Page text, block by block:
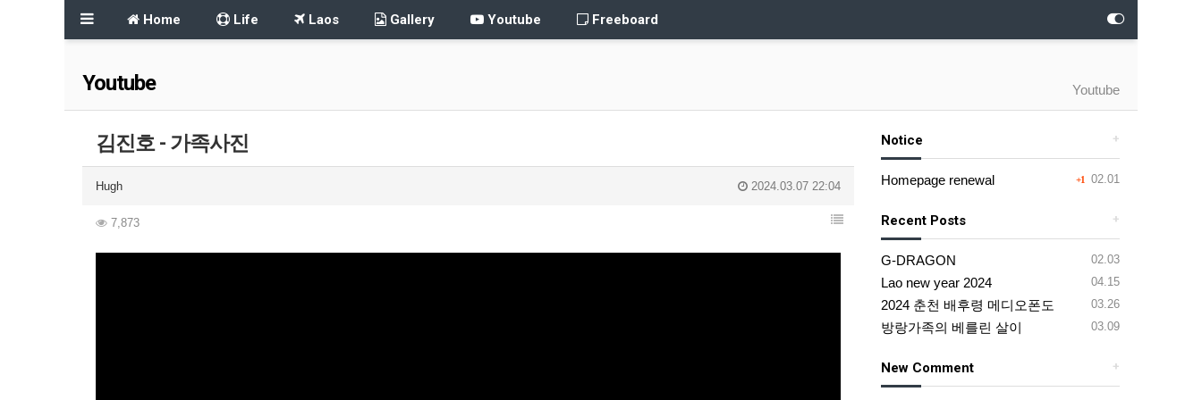
Home Life Laos Gallery Youtube Freeboard
Youtube Youtube
김진호 - 가족사진
Hugh 2024.03.07 22:04
7,873
+
Notice
+1 02.01
Homepage renewal
+
Recent Posts
02.03
G-DRAGON
04.15
Lao new year 2024
03.26
2024 춘천 배후령 메디오폰도
03.09
방랑가족의 베를린 살이
+
New Comment